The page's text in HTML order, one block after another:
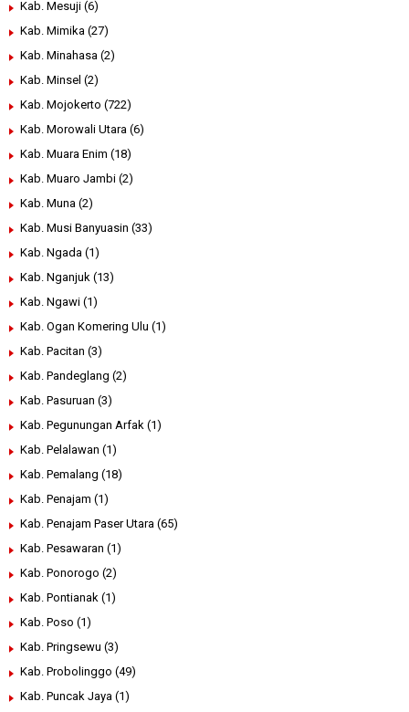
Kab. Mesuji (6)
Kab. Mimika (27)
Kab. Minahasa (2)
Kab. Minsel (2)
Kab. Mojokerto (722)
Kab. Morowali Utara (6)
Kab. Muara Enim (18)
Kab. Muaro Jambi (2)
Kab. Muna (2)
Kab. Musi Banyuasin (33)
Kab. Ngada (1)
Kab. Nganjuk (13)
Kab. Ngawi (1)
Kab. Ogan Komering Ulu (1)
Kab. Pacitan (3)
Kab. Pandeglang (2)
Kab. Pasuruan (3)
Kab. Pegunungan Arfak (1)
Kab. Pelalawan (1)
Kab. Pemalang (18)
Kab. Penajam (1)
Kab. Penajam Paser Utara (65)
Kab. Pesawaran (1)
Kab. Ponorogo (2)
Kab. Pontianak (1)
Kab. Poso (1)
Kab. Pringsewu (3)
Kab. Probolinggo (49)
Kab. Puncak Jaya (1)